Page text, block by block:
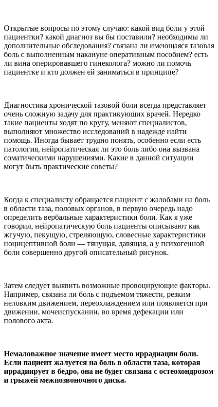
Открытые вопросы по этому случаю: какой вид боли у этой
пациентки? какой диагноз вы бы поставили? необходимы ли
дополнительные обследования? связана ли имеющаяся тазовая
боль с выполненным накануне оперативным пособием? есть
ли вина оперировавшего гинеколога? можно ли помочь
пациентке и кто должен ей заниматься в принципе?
Диагностика хронической тазовой боли всегда представляет
очень сложную задачу для практикующих врачей. Нередко
такие пациенты ходят по кругу, меняют специалистов,
выполняют множество исследований в надежде найти
помощь. Иногда бывает трудно понять, особенно если есть
патология, нейропатическая ли это боль либо она вызвана
соматическими нарушениями. Какие в данной ситуации
могут быть практические советы?
Когда к специалисту обращается пациент с жалобами на боль
в области таза, половых органов, в первую очередь надо
определить вербальные характеристики боли. Как я уже
говорил, нейропатическую боль пациенты описывают как
жгучую, пекущую, стреляющую, словесные характеристики
ноцицептивной боли — тянущая, давящая, а у психогенной
боли совершенно другой описательный рисунок.
Затем следует выявить возможные провоцирующие факторы.
Например, связана ли боль с подъемом тяжести, резким
неловким движением, переохлаждением или появляется при
движении, мочеиспускании, во время дефекации или
полового акта.
Немаловажное значение имеет место иррадиации боли.
Если пациент жалуется на боль в области таза, которая
иррадиирует в бедро, она не будет связана с остеохондрозом
и грыжей межпозвоночного диска.